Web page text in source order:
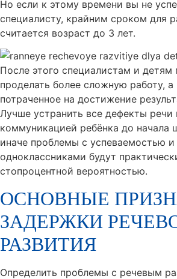
Но если к этому времени вы не
специалисту, крайним сроком для
считается возраст до 3 лет.
После этого специалистам и детям
проделать более сложную работу, а
потраченное на достижение
Лучше устранить все дефекты
коммуникацией ребёнка до начала
иначе проблемы с успеваемостью
одноклассниками будут
стопроцентной вероятностью.
ОСНОВНЫЕ
ЗАДЕРЖКИ
РАЗВИТИЯ
Определить проблемы с речевым